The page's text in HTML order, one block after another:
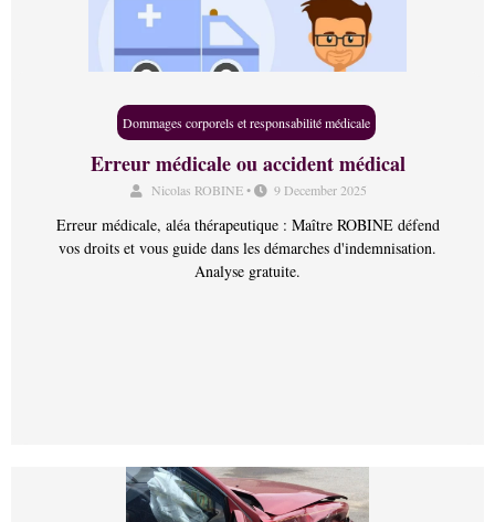
Dommages corporels et responsabilité médicale
Erreur médicale ou accident médical
Nicolas ROBINE• 9 December 2025
Erreur médicale, aléa thérapeutique : Maître ROBINE défend
vos droits et vous guide dans les démarches d'indemnisation.
Analyse gratuite.